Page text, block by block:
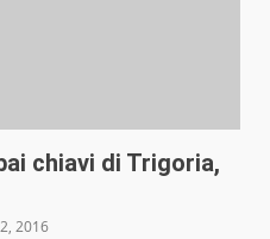
chiavi di Trigoria,
2016